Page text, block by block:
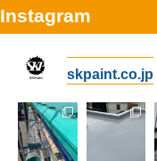
Instagram
skpaint.co.jp